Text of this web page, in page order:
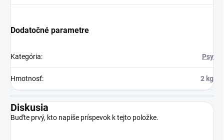
Dodatočné parametre
Kategória: Psy
Hmotnosť: 2 kg
Diskusia
Buďte prvý, kto napíše príspevok k tejto položke.